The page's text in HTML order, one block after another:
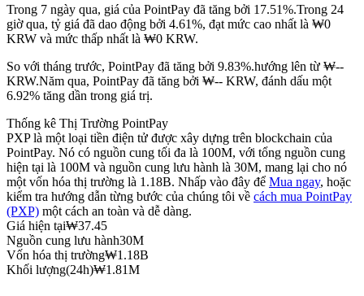
USDC Futures vĩnh cửu
Futures sử dụng USDC làm tài sản thế chấp
Sao chép Giao dịch
Trong 7 ngày qua, giá của PointPay đã tăng bởi 17.51%.Trong 24
giờ qua, tỷ giá đã dao động bởi 4.61%, đạt mức cao nhất là ₩0
KRW và mức thấp nhất là ₩0 KRW.
So với tháng trước, PointPay đã tăng bởi 9.83%.hướng lên từ ₩--
KRW.Năm qua, PointPay đã tăng bởi ₩-- KRW, đánh dấu một
6.92% tăng dần trong giá trị.
Thống kê Thị Trường PointPay
PXP là một loại tiền điện tử được xây dựng trên blockchain của
PointPay. Nó có nguồn cung tối đa là 100M, với tổng nguồn cung
hiện tại là 100M và nguồn cung lưu hành là 30M, mang lại cho nó
một vốn hóa thị trường là 1.18B. Nhấp vào đây để Mua ngay, hoặc
kiểm tra hướng dẫn từng bước của chúng tôi về cách mua PointPay
(PXP) một cách an toàn và dễ dàng.
Giá hiện tại₩37.45
Nguồn cung lưu hành30M
Vốn hóa thị trường₩1.18B
Khối lượng(24h)₩1.81M